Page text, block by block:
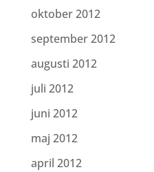
oktober 2012
september 2012
augusti 2012
juli 2012
juni 2012
maj 2012
april 2012